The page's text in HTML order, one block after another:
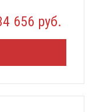
656 руб.